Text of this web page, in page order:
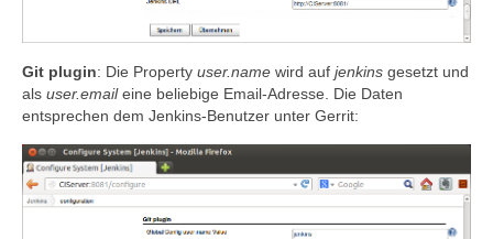
Git plugin: Die Property user.name wird auf jenkins gesetzt und
als user.emaileine beliebige Email-Adresse. Die Daten
entsprechen dem Jenkins-Benutzer unter Gerrit: